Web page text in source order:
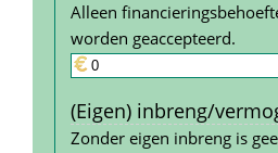
Alleen
worden geaccepteerd.
(Eigen) inbreng/
Zonder eigen inbreng is